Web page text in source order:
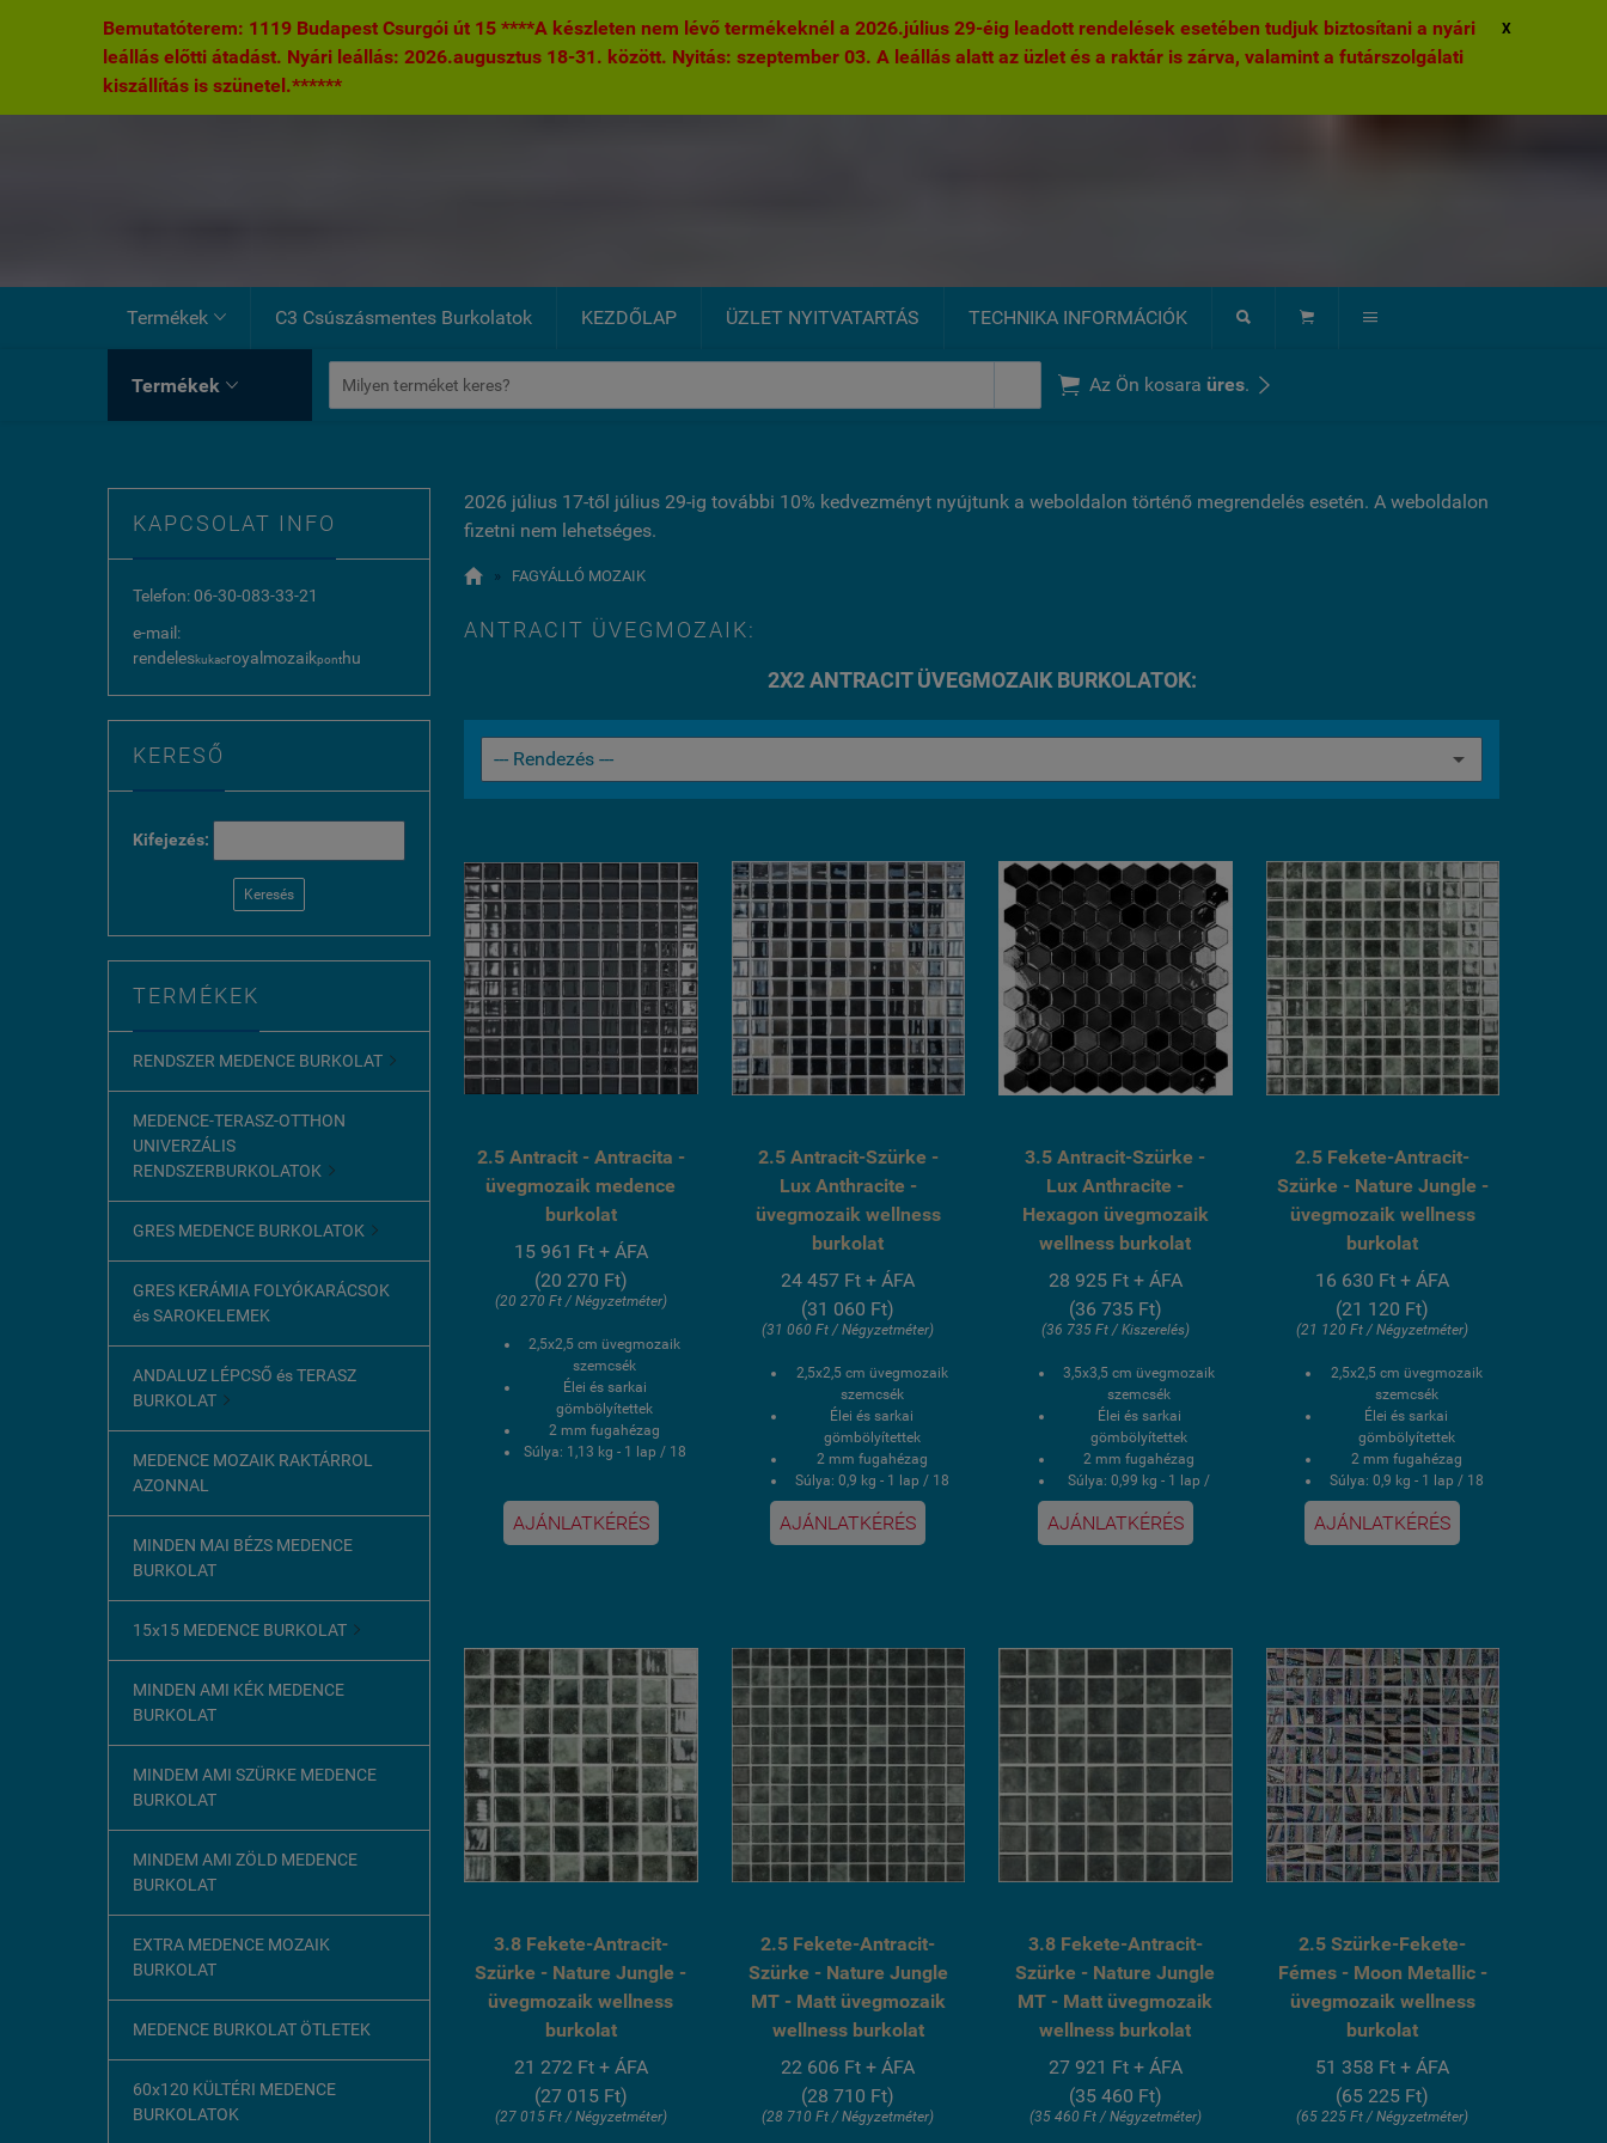
Bemutatóterem: 1119 Budapest Csurgói út 15 ****A készleten nem lévő termékeknél a 2026.július 29-éig leadott rendelések esetében tudjuk biztosítani a nyári
leállás előtti átadást. Nyári leállás: 2026.augusztus 18-31. között. Nyitás: szeptember 03. A leállás alatt az üzlet és a raktár is zárva, valamint a futárszolgálati
kiszállítás is szünetel.******
X
Termékek  C3 Csúszásmentes Burkolatok KEZDŐLAP ÜZLET NYITVATARTÁS TECHNIKA INFORMÁCIÓK   
Termékek   Az Ön kosara üres. 
KAPCSOLAT INFO
Telefon: 06-30-083-33-21
e-mail:
rendeleskukacroyalmozaikponthu
KERESŐ
Kifejezés:
Keresés
TERMÉKEK
RENDSZER MEDENCE BURKOLAT 
MEDENCE-TERASZ-OTTHON
UNIVERZÁLIS
RENDSZERBURKOLATOK 
GRES MEDENCE BURKOLATOK 
GRES KERÁMIA FOLYÓKARÁCSOK
és SAROKELEMEK
ANDALUZ LÉPCSŐ és TERASZ
BURKOLAT 
MEDENCE MOZAIK RAKTÁRROL
AZONNAL
MINDEN MAI BÉZS MEDENCE
BURKOLAT
15x15 MEDENCE BURKOLAT 
MINDEN AMI KÉK MEDENCE
BURKOLAT
MINDEM AMI SZÜRKE MEDENCE
BURKOLAT
MINDEM AMI ZÖLD MEDENCE
BURKOLAT
EXTRA MEDENCE MOZAIK
BURKOLAT
MEDENCE BURKOLAT ÖTLETEK
60x120 KÜLTÉRI MEDENCE
BURKOLATOK
2026 július 17-től július 29-ig további 10% kedvezményt nyújtunk a weboldalon történő megrendelés esetén. A weboldalon
fizetni nem lehetséges.
 » FAGYÁLLÓ MOZAIK
ANTRACIT ÜVEGMOZAIK:
2X2 ANTRACIT ÜVEGMOZAIK BURKOLATOK:
2.5 Antracit - Antracita -
üvegmozaik medence
burkolat
15 961 Ft + ÁFA
(20 270 Ft)
(20 270 Ft / Négyzetméter)
2,5x2,5 cm üvegmozaik
szemcsék
Élei és sarkai
gömbölyítettek
2 mm fugahézag
Súlya: 1,13 kg - 1 lap / 18
16 lap
medence üvegmozaik
burkolat
AJÁNLATKÉRÉS
2.5 Antracit-Szürke -
Lux Anthracite -
üvegmozaik wellness
burkolat
24 457 Ft + ÁFA
(31 060 Ft)
(31 060 Ft / Négyzetméter)
2,5x2,5 cm üvegmozaik
szemcsék
Élei és sarkai
gömbölyítettek
2 mm fugahézag
Súlya: 0,9 kg - 1 lap / 18
kg - 1 doboz
1 doboz 2 négyzetmér /
20 lap
burkolat
AJÁNLATKÉRÉS
3.5 Antracit-Szürke -
Lux Anthracite -
Hexagon üvegmozaik
wellness burkolat
28 925 Ft + ÁFA
(36 735 Ft)
(36 735 Ft / Kiszerelés)
3,5x3,5 cm üvegmozaik
szemcsék
Élei és sarkai
gömbölyítettek
2 mm fugahézag
Súlya: 0,99 kg - 1 lap /
9,93 kg - 1 doboz
1 doboz 0,87 négyzetmér
/ 10 lap
burkolat
AJÁNLATKÉRÉS
2.5 Fekete-Antracit-
Szürke - Nature Jungle -
üvegmozaik wellness
burkolat
16 630 Ft + ÁFA
(21 120 Ft)
(21 120 Ft / Négyzetméter)
2,5x2,5 cm üvegmozaik
szemcsék
Élei és sarkai
gömbölyítettek
2 mm fugahézag
Súlya: 0,9 kg - 1 lap / 18
kg - 1 doboz
1 doboz 2 négyzetmér /
20 lap
burkolat
AJÁNLATKÉRÉS
3.8 Fekete-Antracit-
Szürke - Nature Jungle -
üvegmozaik wellness
burkolat
21 272 Ft + ÁFA
(27 015 Ft)
(27 015 Ft / Négyzetméter)
2.5 Fekete-Antracit-
Szürke - Nature Jungle
MT - Matt üvegmozaik
wellness burkolat
22 606 Ft + ÁFA
(28 710 Ft)
(28 710 Ft / Négyzetméter)
3.8 Fekete-Antracit-
Szürke - Nature Jungle
MT - Matt üvegmozaik
wellness burkolat
27 921 Ft + ÁFA
(35 460 Ft)
(35 460 Ft / Négyzetméter)
2.5 Szürke-Fekete-
Fémes - Moon Metallic -
üvegmozaik wellness
burkolat
51 358 Ft + ÁFA
(65 225 Ft)
(65 225 Ft / Négyzetméter)